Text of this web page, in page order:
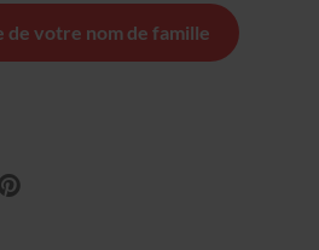
votre nom de famille